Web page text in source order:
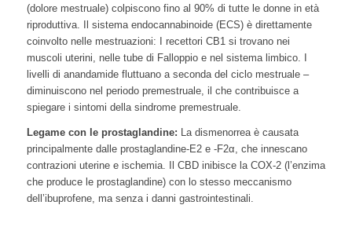
(dolore mestruale) colpiscono fino al 90% di tutte le donne in età
riproduttiva. Il sistema endocannabinoide (ECS) è direttamente
coinvolto nelle mestruazioni: I recettori CB1 si trovano nei
muscoli uterini, nelle tube di Falloppio e nel sistema limbico. I
livelli di anandamide fluttuano a seconda del ciclo mestruale –
diminuiscono nel periodo premestruale, il che contribuisce a
spiegare i sintomi della sindrome premestruale.
Legame con le prostaglandine: La dismenorrea è causata
principalmente dalle prostaglandine-E2 e -F2α, che innescano
contrazioni uterine e ischemia. Il CBD inibisce la COX-2 (l’enzima
che produce le prostaglandine) con lo stesso meccanismo
dell’ibuprofene, ma senza i danni gastrointestinali.